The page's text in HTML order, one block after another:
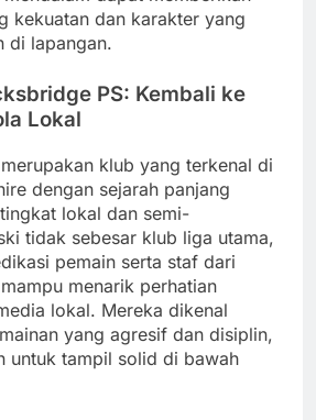
kekuatan dan karakter yang
di lapangan.
PS: Kembali ke
Lokal
klub yang terkenal di
dengan sejarah panjang
lokal dan semi-
tidak sebesar klub liga utama,
pemain serta staf dari
menarik perhatian
lokal. Mereka dikenal
yang agresif dan disiplin,
untuk tampil solid di bawah